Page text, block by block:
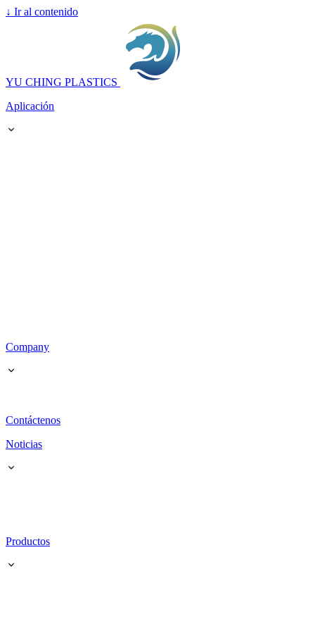
↓ Ir al contenido
YU CHING PLASTICS
Aplicación
Company
Contáctenos
Noticias
Productos